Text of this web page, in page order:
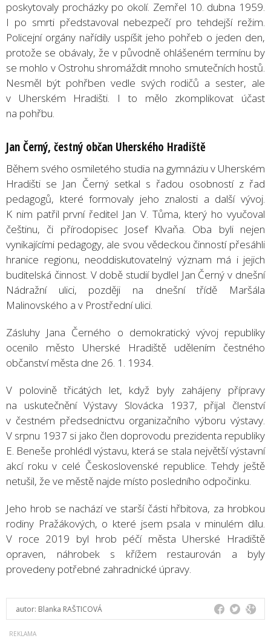
poskytovaly procházky po okolí. Zemřel 10. dubna 1959.
I po smrti představoval nebezpečí pro tehdejší režim.
Policejní orgány nařídily uspíšit jeho pohřeb o jeden den,
protože se obávaly, že v původně ohlášeném termínu by
se mohlo v Ostrohu shromáždit mnoho smutečních hostů.
Nesměl být pohřben vedle svých rodičů a sester, ale
v Uherském Hradišti. I to mělo zkomplikovat účast
na pohřbu.
Jan Černý, čestný občan Uherského Hradiště
Během svého osmiletého studia na gymnáziu v Uherském
Hradišti se Jan Černý setkal s řadou osobností z řad
pedagogů, které formovaly jeho znalosti a další vývoj.
K nim patřil první ředitel Jan V. Tůma, který ho vyučoval
češtinu, či přírodopisec Josef Klvaňa. Oba byli nejen
vynikajícími pedagogy, ale svou vědeckou činností přesáhli
hranice regionu, neoddiskutovatelný význam má i jejich
buditelská činnost. V době studií bydlel Jan Černý v dnešní
Nádražní ulici, později na dnešní třídě Maršála
Malinovského a v Prostřední ulici.
Zásluhy Jana Černého o demokratický vývoj republiky
ocenilo město Uherské Hradiště udělením čestného
občanství města dne 26. 1. 1934.
V polovině třicátých let, když byly zahájeny přípravy
na uskutečnění Výstavy Slovácka 1937, přijal členství
v čestném předsednictvu organizačního výboru výstavy.
V srpnu 1937 si jako člen doprovodu prezidenta republiky
E. Beneše prohlédl výstavu, která se stala největší výstavní
akcí roku v celé Československé republice. Tehdy ještě
netušil, že ve městě najde místo posledního odpočinku.
Jeho hrob se nachází ve starší části hřbitova, za hrobkou
rodiny Pražákových, o které jsem psala v minulém dílu.
V roce 2019 byl hrob péčí města Uherské Hradiště
opraven, náhrobek s křížem restaurován a byly
provedeny potřebné zahradnické úpravy.
autor: Blanka RAŠTICOVÁ